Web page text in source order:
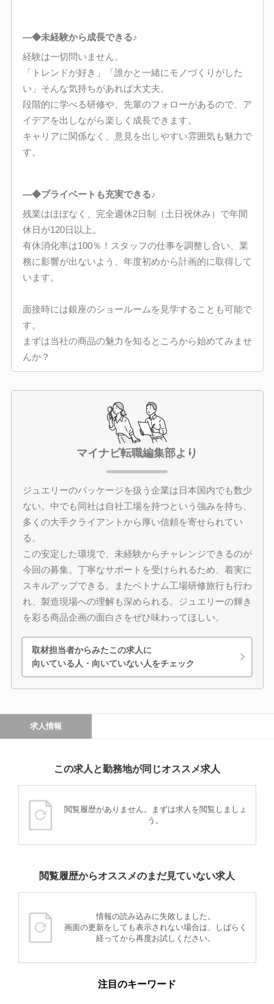
―◆未経験から成長できる♪
経験は一切問いません。
「トレンドが好き」「誰かと一緒にモノづくりがした
い」そんな気持ちがあれば大丈夫。
段階的に学べる研修や、先輩のフォローがあるので、ア
イデアを出しながら楽しく成長できます。
キャリアに関係なく、意見を出しやすい雰囲気も魅力で
す。
―◆プライベートも充実できる♪
残業はほぼなく、完全週休2日制（土日祝休み）で年間
休日が120日以上。
有休消化率は100％！スタッフの仕事を調整し合い、業
務に影響が出ないよう、年度初めから計画的に取得して
います。
面接時には銀座のショールームを見学することも可能で
す。
まずは当社の商品の魅力を知るところから始めてみませ
んか？
マイナビ転職編集部より
ジュエリーのパッケージを扱う企業は日本国内でも数少
ない。中でも同社は自社工場を持つという強みを持ち、
多くの大手クライアントから厚い信頼を寄せられてい
る。
この安定した環境で、未経験からチャレンジできるのが
今回の募集。丁寧なサポートを受けられるため、着実に
スキルアップできる。またベトナム工場研修旅行も行わ
れ、製造現場への理解も深められる。ジュエリーの輝き
を彩る商品企画の面白さをぜひ味わってほしい。
取材担当者からみたこの求人に
向いている人・向いていない人をチェック
求人情報
この求人と勤務地が同じオススメ求人
閲覧履歴がありません。まずは求人を閲覧しましょ
う。
閲覧履歴からオススメのまだ見ていない求人
情報の読み込みに失敗しました。
画面の更新をしても表示されない場合は、しばらく
経ってから再度お試しください。
注目のキーワード